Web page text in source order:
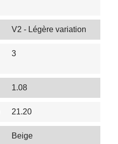
V2 - Légère variation
3
1.08
21.20
Beige